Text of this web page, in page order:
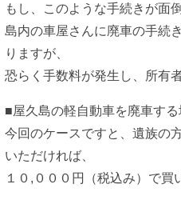
もし、このような手続きが面
島内の車屋さんに廃車の手続
りますが、
恐らく手数料が発生し、所有
■屋久島の軽自動車を廃車する
今回のケースですと、遺族の
いただければ、
１０,０００円（税込み）で買